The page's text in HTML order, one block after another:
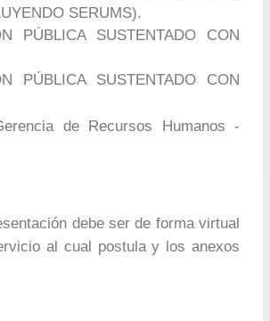
SERUMS).
PÚBLICA SUSTENTADO CON
PÚBLICA SUSTENTADO CON
de Recursos Humanos -
debe ser de forma virtual
al cual postula y los anexos